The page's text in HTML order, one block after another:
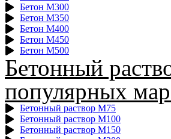
Бетон М300
Бетон М350
Бетон М400
Бетон М450
Бетон М500
Бетонный
популярных
Бетонный раствор М75
Бетонный раствор М100
Бетонный раствор М150